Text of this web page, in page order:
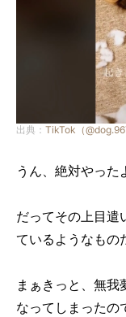
出典： TikTok（
うん、絶対やった
だってその上目遣
ているようなもの
まぁきっと、無我
なってしまったの